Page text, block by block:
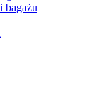
bagażu